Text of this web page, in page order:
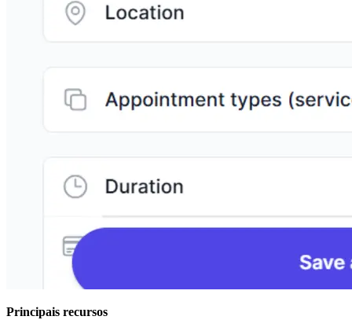
Principais recursos